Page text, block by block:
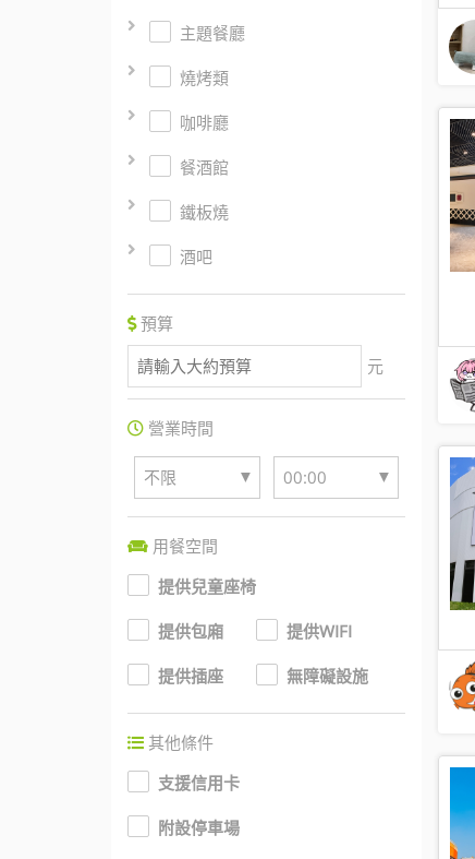
主題餐廳
燒烤類
咖啡廳
餐酒館
鐵板燒
酒吧
預算
元
營業時間
不限 ▼ 00:00 ▼
用餐空間
提供兒童座椅
提供包廂 提供WIFI
提供插座 無障礙設施
其他條件
支援信用卡
附設停車場